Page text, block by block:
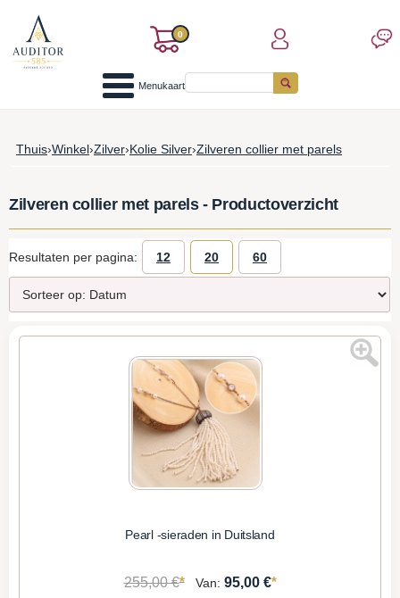
0
Menukaart
Thuis›Winkel›Zilver›Kolie Silver›Zilveren collier met parels
Zilveren collier met parels - Productoverzicht
Resultaten per pagina: 12 20 60
Pearl -sieraden in Duitsland
255,00 €* Van: 95,00 €*